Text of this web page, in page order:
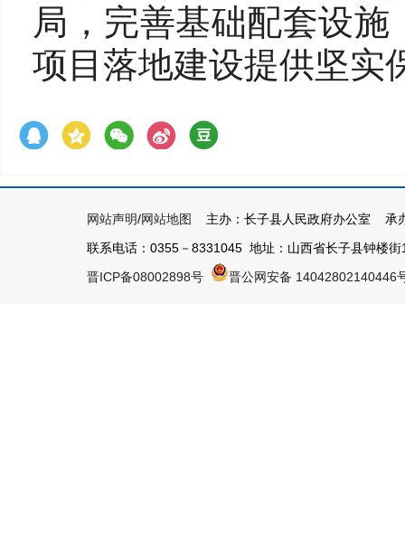
局，完善基础配套设
项目落地建设提供坚
网站声明/网站地图
主办：长子县人民政府办公室 承
联系电话：0355－8331045 地址：山西省长子县钟楼
晋ICP备08002898号
晋公网安备 14042802140446